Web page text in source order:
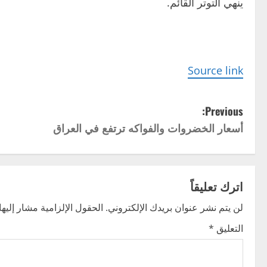
Source link
P
o
t
n
a
Previous:
أسعار الخضروات والفواكه ترتفع في العراق
اترك تعليقاً
لن يتم نشر عنوان بريدك الإلكتروني. الحقول الإلزامية مشار
التعليق *